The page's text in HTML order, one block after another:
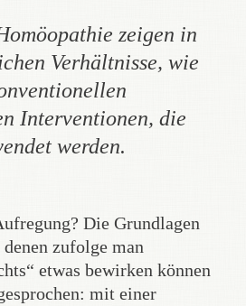
zeigen in
Verhältnisse, wie
Interventionen, die
werden.
Die Grundlagen
zufolge man
etwas bewirken können
mit einer